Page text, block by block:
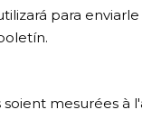
para
mesurées à